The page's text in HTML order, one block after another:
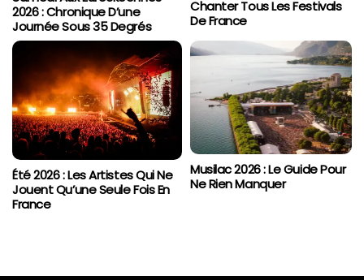
2026 : Chronique D’une
Journée Sous 35 Degrés
Chanter Tous Les Festivals
De France
Été 2026 : Les Artistes Qui Ne
Jouent Qu’une Seule Fois En
France
Musilac 2026 : Le Guide Pour
Ne Rien Manquer